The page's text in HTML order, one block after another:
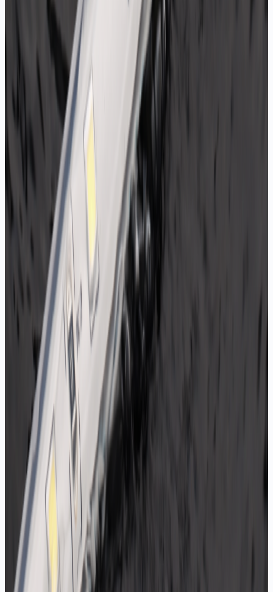
RGB, RGB Plus ve adreslenebilir Pixel / Magic
S-Type zikzak — kavisli yüzeyler ve kutu harf için
Drop silikon ve tüp kaplı dış mekan modelleri
Makaradan metre satış
SIK SORULAN SORULAR
LED şerit metrede kaç watt harcar?
Çip tipine göre değişir: 2835 şeritler genelde 6-
12W/m, 5050 şeritler 10-14W/m aralığındadır. Trafo
seçerken şeridin metre başına gücünü toplam
metreyle çarpıp %20 pay eklemeniz gerekir.
12V mu 24V LED şerit mi tercih etmeliyim?
Kısa mesafelerde (5 metreye kadar) 12V yeterlidir.
Uzun hatlarda 24V şeritler voltaj düşümünü azaltır,
ışık sonlara doğru solmaz. Tabela ve kutu harf
işlerinde 12V, lineer aydınlatma ve uzun cephelerde
24V öneririz.
Dış mekanda hangi LED şerit kullanılmalı?
Dış mekan için IP65 ve üzeri silikonlu/su geçirmez
şeritler şarttır. Tabela içi gibi yarı korumalı alanlarda
IP54, doğrudan yağmur alan yerlerde IP67-IP68